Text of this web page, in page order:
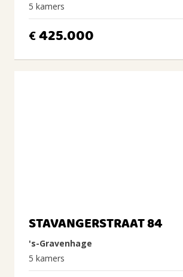
5 kamers
€425.000
STAVANGERSTRAAT 84
's-Gravenhage
5 kamers